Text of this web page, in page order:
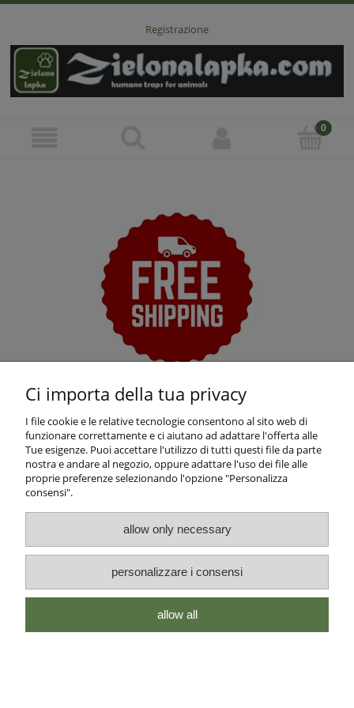
Registrazione
Questo prodotto non è disponibile.
Altre Informazioni
CONTATTI
Ci importa della tua privacy
I file cookie e le relative tecnologie consentono al sito web di
funzionare correttamente e ci aiutano ad adattare l'offerta alle
Tue esigenze. Puoi accettare l'utilizzo di tutti questi file da parte
nostra e andare al negozio, oppure adattare l'uso dei file alle
proprie preferenze selezionando l'opzione "Personalizza
consensi".
allow only necessary
personalizzare i consensi
allow all